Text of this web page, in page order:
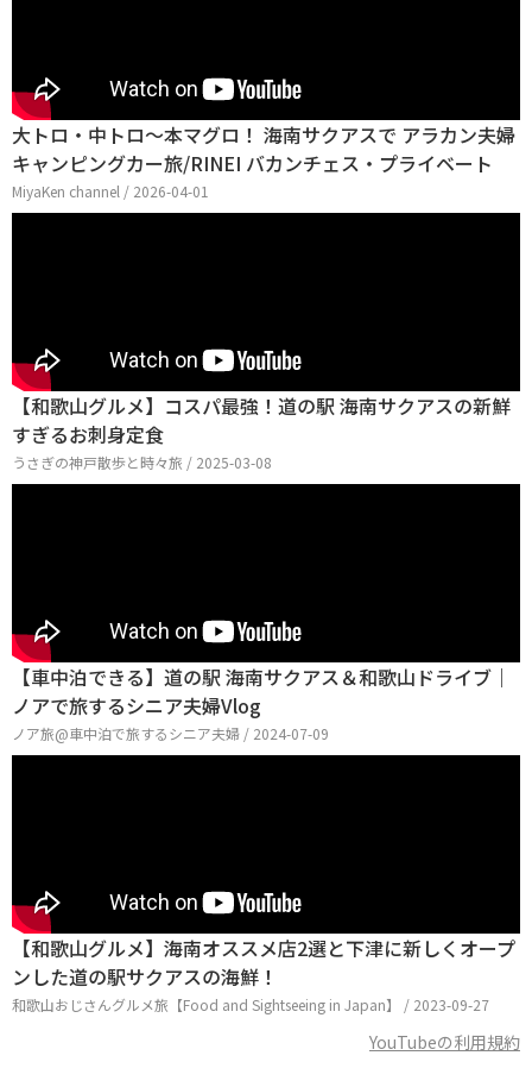
大トロ・中トロ〜本マグロ！ 海南サクアスで アラカン夫婦
キャンピングカー旅/RINEI バカンチェス・プライベート
MiyaKen channel / 2026-04-01
【和歌山グルメ】コスパ最強！道の駅 海南サクアスの新鮮
すぎるお刺身定食
うさぎの神戸散歩と時々旅 / 2025-03-08
【車中泊できる】道の駅 海南サクアス＆和歌山ドライブ｜
ノアで旅するシニア夫婦Vlog
ノア旅@車中泊で旅するシニア夫婦 / 2024-07-09
【和歌山グルメ】海南オススメ店2選と下津に新しくオープ
ンした道の駅サクアスの海鮮！
和歌山おじさんグルメ旅【Food and Sightseeing in Japan】 / 2023-09-27
YouTubeの利用規約